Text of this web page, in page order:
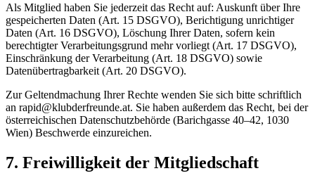
Als Mitglied haben Sie jederzeit das Recht auf: Auskunft über Ihre
gespeicherten Daten (Art. 15 DSGVO), Berichtigung unrichtiger
Daten (Art. 16 DSGVO), Löschung Ihrer Daten, sofern kein
berechtigter Verarbeitungsgrund mehr vorliegt (Art. 17 DSGVO),
Einschränkung der Verarbeitung (Art. 18 DSGVO) sowie
Datenübertragbarkeit (Art. 20 DSGVO).
Zur Geltendmachung Ihrer Rechte wenden Sie sich bitte schriftlich
an rapid@klubderfreunde.at. Sie haben außerdem das Recht, bei der
österreichischen Datenschutzbehörde (Barichgasse 40–42, 1030
Wien) Beschwerde einzureichen.
7. Freiwilligkeit der Mitgliedschaft